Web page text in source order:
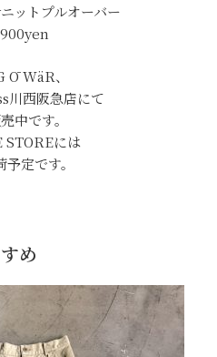
ットプルオーバー
WäR、
川西阪急店にて
中です。
には
定です。
め